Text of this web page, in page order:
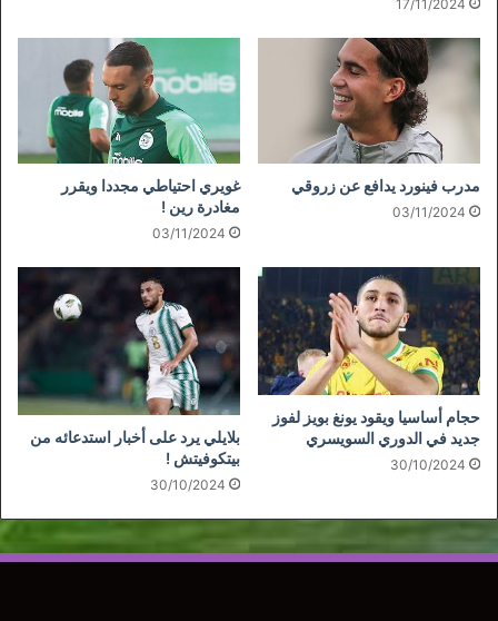
17/11/2024
مدرب فينورد يدافع عن زروقي
03/11/2024
غويري احتياطي مجددا ويقرر
مغادرة رين !
03/11/2024
حجام أساسيا ويقود يونغ بويز لفوز
جديد في الدوري السويسري
30/10/2024
بلايلي يرد على أخبار استدعائه من
بيتكوفيتش !
30/10/2024